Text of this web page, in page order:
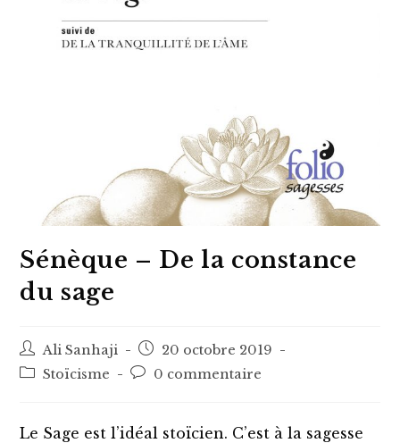
Sénèque – De la constance
du sage
Auteur/autrice
de
Ali Sanhaji
Post
published:
20 octobre 2019
PostStoïcisme
Post0 commentaire
Le Sage est l’idéal stoïcien. C’est à la sagesse